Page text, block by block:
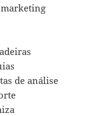
marketing
de análise